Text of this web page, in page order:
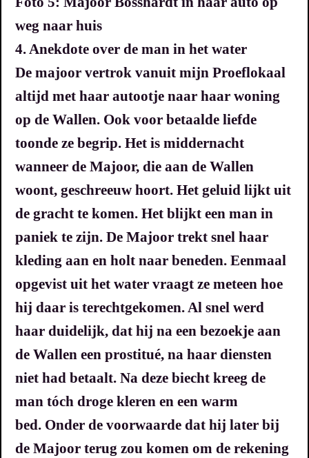
weg naar huis
4. Anekdote over de man in het water
De majoor vertrok vanuit mijn Proeflokaal
altijd met haar autootje naar haar woning
op de Wallen. Ook voor betaalde liefde
toonde ze begrip. Het is middernacht
wanneer de Majoor, die aan de Wallen
woont, geschreeuw hoort. Het geluid lijkt uit
de gracht te komen. Het blijkt een man in
paniek te zijn. De Majoor trekt snel haar
kleding aan en holt naar beneden. Eenmaal
opgevist uit het water vraagt ze meteen hoe
hij daar is terechtgekomen. Al snel werd
haar duidelijk, dat hij na een bezoekje aan
de Wallen een prostitué, na haar diensten
niet had betaalt. Na deze biecht kreeg de
man tóch droge kleren en een warm
bed. Onder de voorwaarde dat hij later bij
de Majoor terug zou komen om de rekening